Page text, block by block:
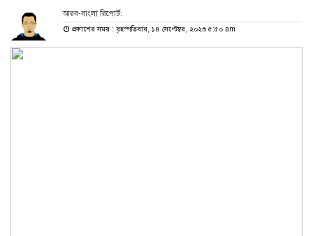
আরব-বাংলা রিপোর্ট:
প্রকাশের সময় : বৃহস্পতিবার, ১৪ সেপ্টেম্বর, ২০২৩ ৫:৫০ am